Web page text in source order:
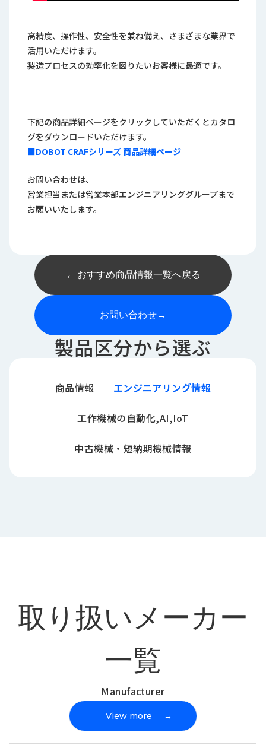
高精度、操作性、安全性を兼ね備え、さまざまな業界で
活用いただけます。
製造プロセスの効率化を図りたいお客様に最適です。
下記の商品詳細ページをクリックしていただくとカタロ
グをダウンロードいただけます。
■DOBOT CRAFシリーズ 商品詳細ページ
お問い合わせは、
営業担当または営業本部エンジニアリンググループまで
お願いいたします。
← おすすめ商品情報一覧へ戻る
お問い合わせ→
製品区分から選ぶ
商品情報 エンジニアリング情報
工作機械の自動化,AI,IoT
中古機械・短納期機械情報
取り扱いメーカー
一覧
Manufacturer
View more →